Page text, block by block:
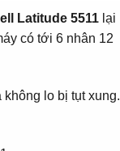
Latitude 5511 lại
có tới 6 nhân 12
lo bị tụt xung.